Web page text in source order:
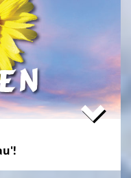
mit
Ambiente, mit
Tour Lobau'
mit romantischem
Lagerfeuer